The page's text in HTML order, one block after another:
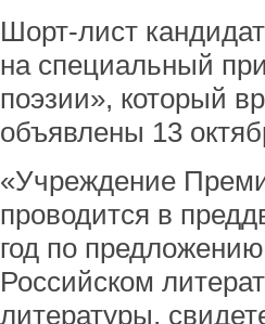
Шорт-лист
на специальный
поэзии», который
объявлены 13
«Учреждение
проводится в
год по
Российском
литературы,